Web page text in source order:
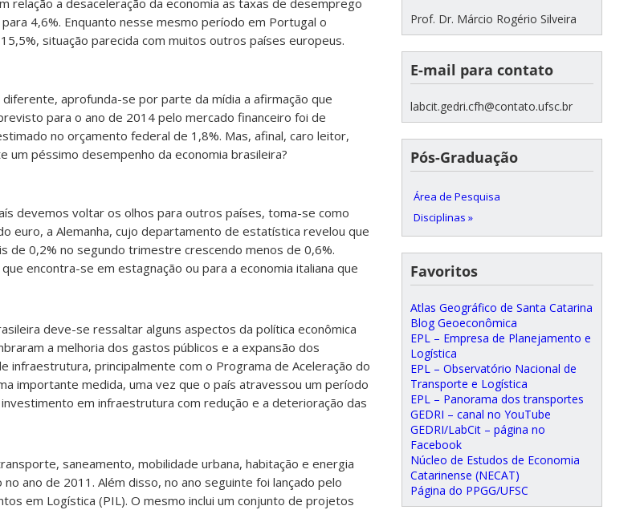
relação a desaceleração da economia as taxas de desemprego
4,6%. Enquanto nesse mesmo período em Portugal o
situação parecida com muitos outros países europeus.
aprofunda-se por parte da mídia a afirmação que
para o ano de 2014 pelo mercado financeiro foi de
no orçamento federal de 1,8%. Mas, afinal, caro leitor,
péssimo desempenho da economia brasileira?
devemos voltar os olhos para outros países, toma-se como
euro, a Alemanha, cujo departamento de estatística revelou que
de 0,2% no segundo trimestre crescendo menos de 0,6%.
encontra-se em estagnação ou para a economia italiana que
deve-se ressaltar alguns aspectos da política econômica
a melhoria dos gastos públicos e a expansão dos
infraestrutura, principalmente com o Programa de Aceleração do
importante medida, uma vez que o país atravessou um período
em infraestrutura com redução e a deterioração das
saneamento, mobilidade urbana, habitação e energia
ano de 2011. Além disso, no ano seguinte foi lançado pelo
em Logística (PIL). O mesmo inclui um conjunto de projetos
Prof. Dr. Márcio Rogério Silveira
E-mail para contato
labcit.gedri.cfh@contato.ufsc.br
Pós-Graduação
Área de Pesquisa
Disciplinas »
Favoritos
Atlas Geográfico de Santa Catarina
Blog Geoeconômica
EPL – Empresa de Planejamento e
Logística
EPL – Observatório Nacional de
Transporte e Logística
EPL – Panorama dos transportes
GEDRI – canal no YouTube
GEDRI/LabCit – página no
Facebook
Núcleo de Estudos de Economia
Catarinense (NECAT)
Página do PPGG/UFSC